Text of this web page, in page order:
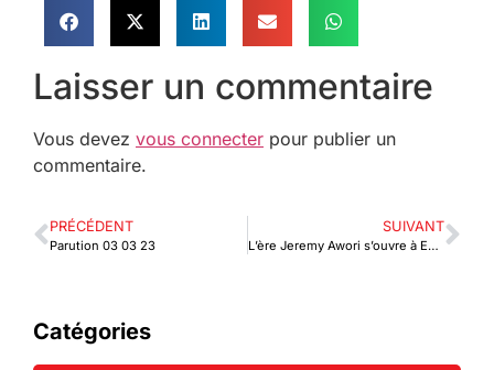
Laisser un commentaire
Vous devez vous connecter pour publier un
commentaire.
PRÉCÉDENT
Parution 03 03 23
SUIVANT
L’ère Jeremy Awori s’ouvre à Ecobank
Catégories